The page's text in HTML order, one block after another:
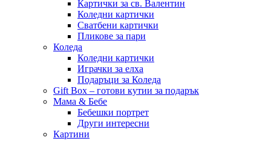
Картички за св. Валентин
Коледни картички
Сватбени картички
Пликове за пари
Коледа
Коледни картички
Играчки за елха
Подаръци за Коледа
Gift Box – готови кутии за подарък
Мама & Бебе
Бебешки портрет
Други интересни
Картини